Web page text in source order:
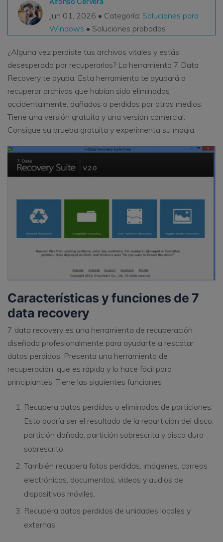
Recupera datos perdidos/eliminados gratis
Pruébalo Gratis
Otros Productos
UBackit - Respaldar Datos
VER TODAS LAS FUNCIONES
search
Jun 01, 2026 • Categoría: Soluciones para
Windows • Soluciones probadas
¿Alguna vez perdiste tus archivos vitales y estás
desesperado por recuperarlos? La herramienta 7 Data
Recovery te ayuda. Esta herramienta te ayudará a
recuperar archivos que habían sido eliminados
accidentalmente, dañados o perdidos por otros medios.
Tiene una versión gratuita y una versión comercial.
Consigue su prueba gratuita y experimenta su magia.
Características y funciones de 7
data recovery
7 data recovery es una herramienta de recuperación
diseñada profesionalmente para ayudarte a rescatar
datos perdidos. Presenta una herramienta de
recuperación, que es rápida y lo hace fácil para
principiantes. Tiene las siguientes funciones
Recupera datos perdidos o eliminados de particiones.
Esto podría ser el resultado de la repartición del disco,
partición dañada, partición sobrescrita y disco duro
sobrescrito.
También recupera fotos perdidas, imágenes, correos
electrónicos, documentos, videos y audios de
dispositivos móviles.
Recupera datos perdidos de unidades locales y
externas.